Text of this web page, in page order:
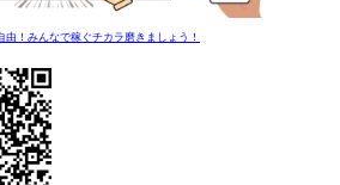
！みんなで稼ぐチカラ磨きましょう！